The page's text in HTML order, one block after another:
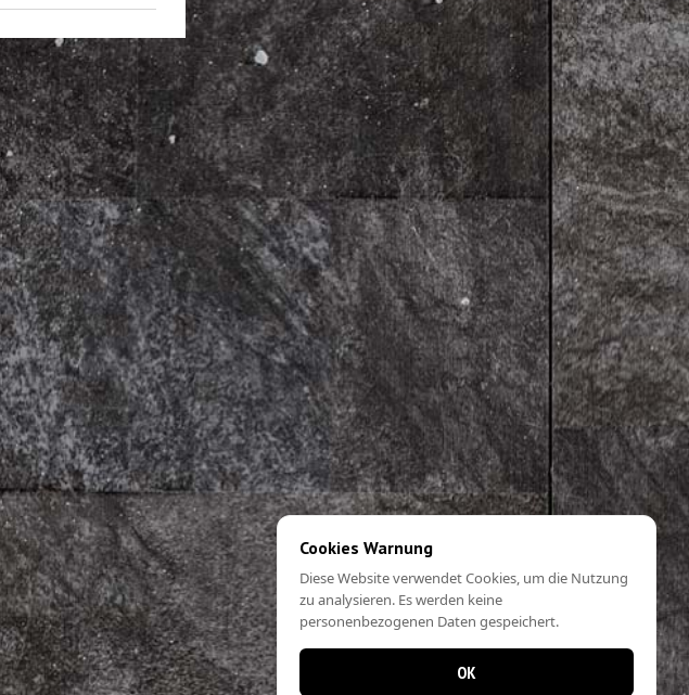
Cookies Warnung
Diese Website verwendet Cookies, um die Nutzung
zu analysieren. Es werden keine
personenbezogenen Daten gespeichert.
OK